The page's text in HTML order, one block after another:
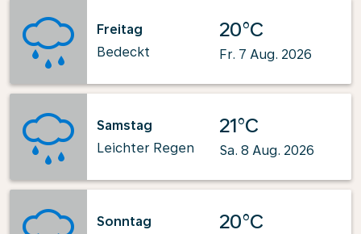
Freitag
Bedeckt
20°C
Fr. 7 Aug. 2026
Samstag
Leichter Regen
21°C
Sa. 8 Aug. 2026
Sonntag
20°C